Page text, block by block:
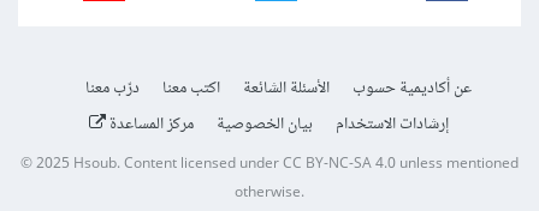
عن أكاديمية حسوب الأسئلة الشائعة اكتب معنا
درّب معنا
إرشادات الاستخدام
بيان الخصوصية مركز المساعدة
© 2025Hsoub.Content licensed underCC BY-NC-SA 4.0unless mentioned
otherwise.